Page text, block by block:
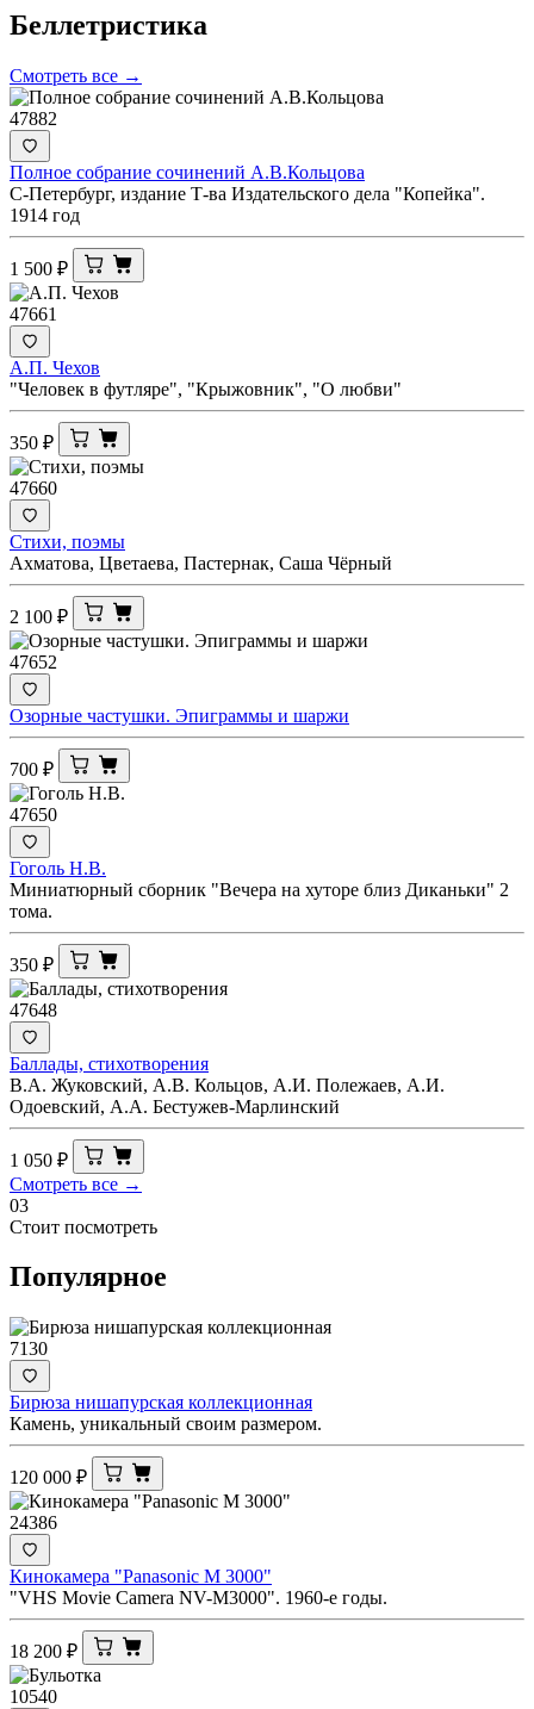
Беллетристика
Смотреть все →
47882
Полное собрание сочинений А.В.Кольцова
С-Петербург, издание Т-ва Издательского дела "Копейка".
1914 год
1 500 ₽
47661
А.П. Чехов
"Человек в футляре", "Крыжовник", "О любви"
350 ₽
47660
Стихи, поэмы
Ахматова, Цветаева, Пастернак, Саша Чёрный
2 100 ₽
47652
Озорные частушки. Эпиграммы и шаржи
700 ₽
47650
Гоголь Н.В.
Миниатюрный сборник "Вечера на хуторе близ Диканьки" 2
тома.
350 ₽
47648
Баллады, стихотворения
В.А. Жуковский, А.В. Кольцов, А.И. Полежаев, А.И.
Одоевский, А.А. Бестужев-Марлинский
1 050 ₽
Смотреть все →
03
Стоит посмотреть
Популярное
7130
Бирюза нишапурская коллекционная
Камень, уникальный своим размером.
120 000 ₽
24386
Кинокамера "Panasonic M 3000"
"VHS Movie Camera NV-M3000". 1960-е годы.
18 200 ₽
10540